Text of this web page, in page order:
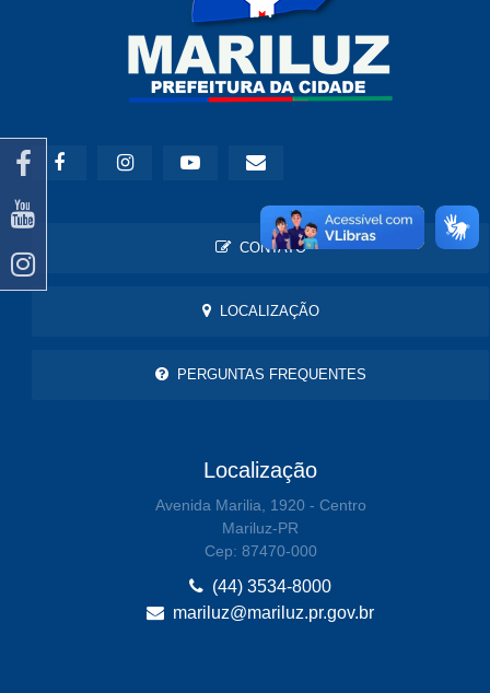
CONTATO
LOCALIZAÇÃO
PERGUNTAS FREQUENTES
Localização
Avenida Marilia, 1920 - Centro
Mariluz-PR
Cep: 87470-000
(44) 3534-8000
mariluz@mariluz.pr.gov.br